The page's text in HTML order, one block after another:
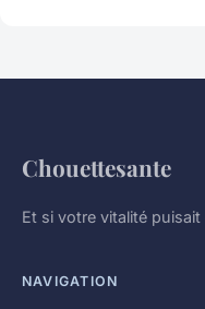
Chouettesante
Et si votre vitalité
NAVIGATION